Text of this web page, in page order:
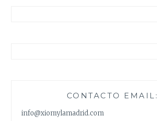
CONTACTO EMAIL:
info@xiomylamadrid.com